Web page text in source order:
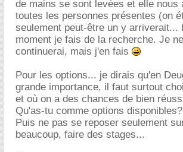
de mains se sont levées et elle nous
toutes les personnes présentes (on
seulement peut-être un y arriverait...
moment je fais de la recherche. Je
continuerai, mais j'en fais
Pour les options... je dirais qu'en
grande importance, il faut surtout
et où on a des chances de bien
Qu'as-tu comme options disponibles?
Puis ne pas se reposer seulement
beaucoup, faire des stages...